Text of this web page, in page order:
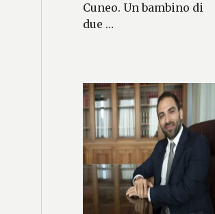
Cuneo. Un bambino di
due …